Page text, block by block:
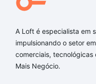
Aqui na Loft temos a
custam a partir de R$
financiamento
adequar ao seu
dúvida dos custos
A Loft é especialista em
impulsionando o setor
comerciais,
Mais Negócio.